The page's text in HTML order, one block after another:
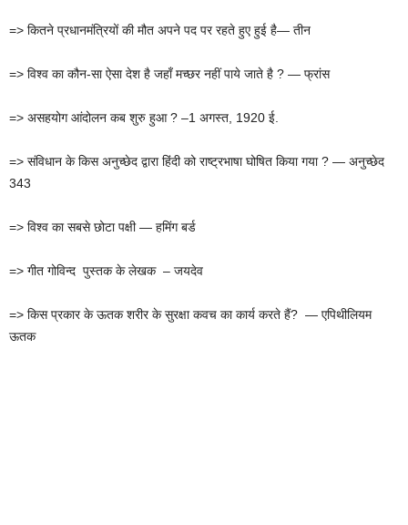
=> कितने प्रधानमंत्रियों की मौत अपने पद पर रहते हुए हुई है— तीन
=> विश्व का कौन-सा ऐसा देश है जहाँ मच्छर नहीं पाये जाते है ? — फ्रांस
=> असहयोग आंदोलन कब शुरु हुआ ? –1 अगस्त, 1920 ई.
=> संविधान के किस अनुच्छेद द्वारा हिंदी को राष्ट्रभाषा घोषित किया गया ? — अनुच्छेद
343
=> विश्व का सबसे छोटा पक्षी — हमिंग बर्ड
=> गीत गोविन्द पुस्तक के लेखक – जयदेव
=> किस प्रकार के ऊतक शरीर के सुरक्षा कवच का कार्य करते हैं? — एपिथीलियम
ऊतक